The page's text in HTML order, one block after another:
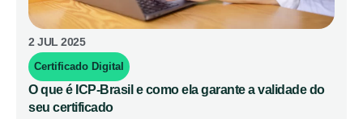
2 JUL 2025
Certificado Digital
O que é ICP-Brasil e como ela garante a validade do
seu certificado